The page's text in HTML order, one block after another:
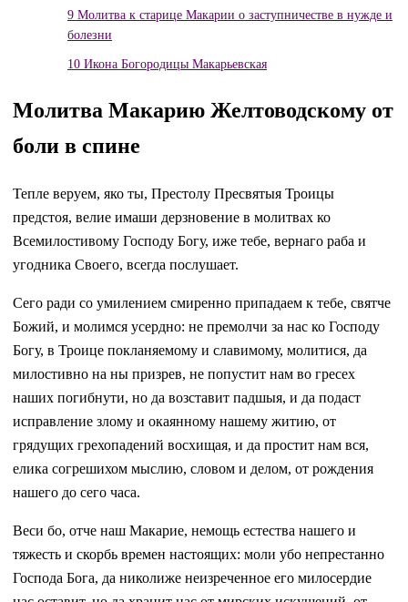
9 Молитва к старице Макарии о заступничестве в нужде и
болезни
10 Икона Богородицы Макарьевская
Молитва Макарию Желтоводскому от
боли в спине
Тепле веруем, яко ты, Престолу Пресвятыя Троицы
предстоя, велие имаши дерзновение в молитвах ко
Всемилостивому Господу Богу, иже тебе, вернаго раба и
угодника Своего, всегда послушает.
Сего ради со умилением смиренно припадаем к тебе, святче
Божий, и молимся усердно: не премолчи за нас ко Господу
Богу, в Троице покланяемому и славимому, молитися, да
милостивно на ны призрев, не попустит нам во гресех
наших погибнути, но да возставит падшыя, и да подаст
исправление злому и окаянному нашему житию, от
грядущих грехопадений восхищая, и да простит нам вся,
елика согрешихом мыслию, словом и делом, от рождения
нашего до сего часа.
Веси бо, отче наш Макарие, немощь естества нашего и
тяжесть и скорбь времен настоящих: моли убо непрестанно
Господа Бога, да николиже неизреченное его милосердие